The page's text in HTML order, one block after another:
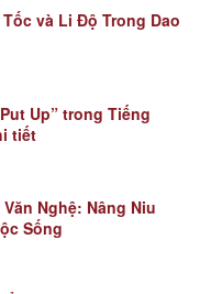
và Li Độ Trong Dao
Up” trong Tiếng
tiết
Nghệ: Nâng Niu
Sống